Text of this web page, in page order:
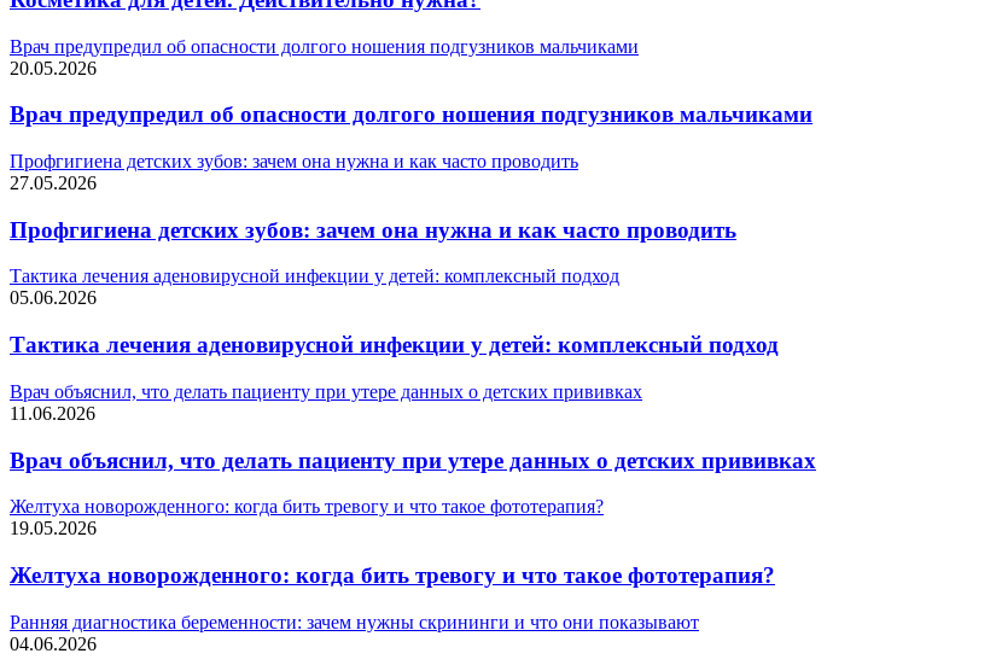
Врач предупредил об опасности долгого ношения подгузников мальчиками
20.05.2026
Врач предупредил об опасности долгого ношения подгузников мальчиками
Профгигиена детских зубов: зачем она нужна и как часто проводить
27.05.2026
Профгигиена детских зубов: зачем она нужна и как часто проводить
Тактика лечения аденовирусной инфекции у детей: комплексный подход
05.06.2026
Тактика лечения аденовирусной инфекции у детей: комплексный подход
Врач объяснил, что делать пациенту при утере данных о детских прививках
11.06.2026
Врач объяснил, что делать пациенту при утере данных о детских прививках
Желтуха новорожденного: когда бить тревогу и что такое фототерапия?
19.05.2026
Желтуха новорожденного: когда бить тревогу и что такое фототерапия?
Ранняя диагностика беременности: зачем нужны скрининги и что они показывают
04.06.2026